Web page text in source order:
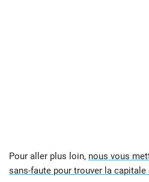
Pour aller plus loin, nous vous
sans-faute pour trouver la capitale